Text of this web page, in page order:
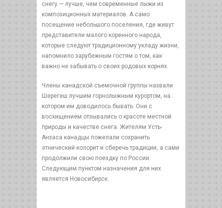
снегу — лучше, чем современные лыжи из
композиционных материалов. А само
посещение небольшого поселения, где живут
представители малого коренного народа,
которые следуют традиционному укладу жизни,
напомнило зарубежным гостям о том, как
важно не забывать о своих родовых корнях.
Члены канадской съемочной группы назвали
Шерегеш лучшим горнолыжным курортом, на
котором им доводилось бывать. Они с
восхищением отзывались о красоте местной
природы и качестве снега. Жителям Усть-
Анзаса канадцы пожелали сохранить
этнический колорит и сберечь традиции, а сами
продолжили свою поездку по России.
Следующим пунктом назначения для них
является Новосибирск.